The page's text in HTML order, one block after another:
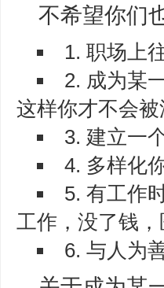
不希望你们
1. 职场上
2. 成为某
这样你才不会被
3. 建立一
4. 多样化
5. 有工作
工作，没了钱
6. 与人为